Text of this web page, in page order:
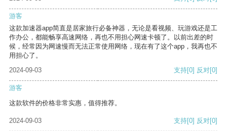
游客
这款加速器app简直是居家旅行必备神器，无论是看视频、玩游戏还是工
作办公，都能畅享高速网络，再也不用担心网速卡顿了。以前出差的时
候，经常因为网速慢而无法正常使用网络，现在有了这个app，我再也不
用担心了。
2024-09-03
支持[0] 反对[0]
游客
这款软件的价格非常实惠，值得推荐。
2024-09-03 支持[0] 反对[0]